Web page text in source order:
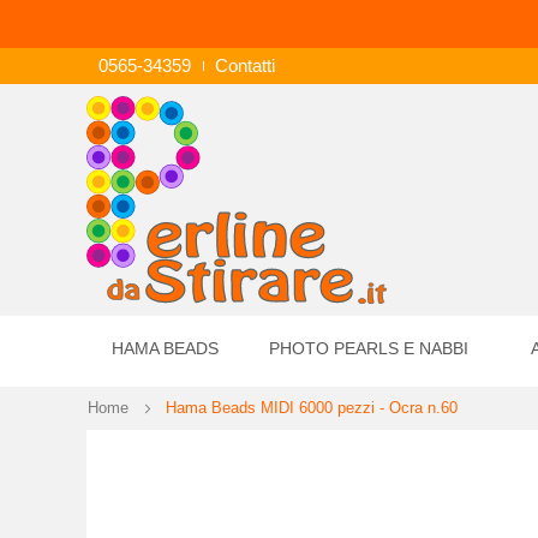
0565-34359 Contatti
HAMA BEADS PHOTO PEARLS E NABBI
Home Hama Beads MIDI 6000 pezzi - Ocra n.60